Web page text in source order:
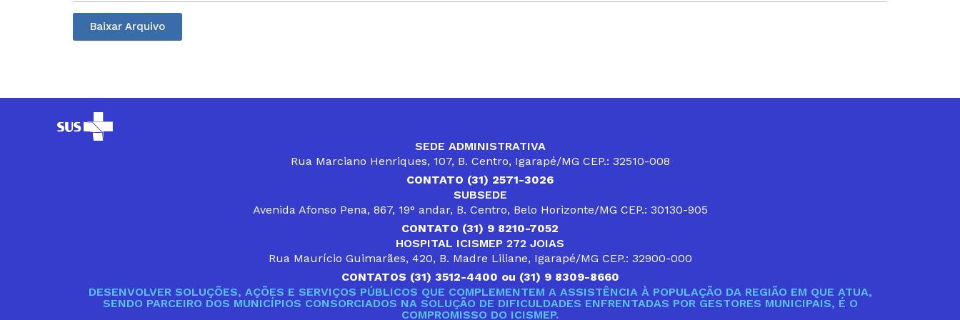
Baixar Arquivo
SEDE ADMINISTRATIVA
Rua Marciano Henriques, 107, B. Centro, Igarapé/MG CEP.: 32510-008
CONTATO (31) 2571-3026
SUBSEDE
Avenida Afonso Pena, 867, 19° andar, B. Centro, Belo Horizonte/MG CEP.: 30130-905
CONTATO (31) 9 8210-7052
HOSPITAL ICISMEP 272 JOIAS
Rua Maurício Guimarães, 420, B. Madre Liliane, Igarapé/MG CEP.: 32900-000
CONTATOS (31) 3512-4400 ou (31) 9 8309-8660
DESENVOLVER SOLUÇÕES, AÇÕES E SERVIÇOS PÚBLICOS QUE COMPLEMENTEM A ASSISTÊNCIA À POPULAÇÃO DA REGIÃO EM QUE ATUA,
SENDO PARCEIRO DOS MUNICÍPIOS CONSORCIADOS NA SOLUÇÃO DE DIFICULDADES ENFRENTADAS POR GESTORES MUNICIPAIS, É O
COMPROMISSO DO ICISMEP.